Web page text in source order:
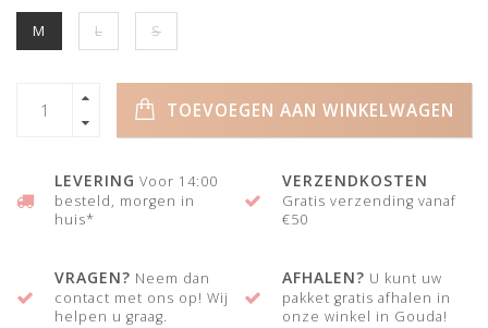
M L S
TOEVOEGEN AAN WINKELWAGEN
LEVERING Voor 14:00
besteld, morgen in
huis*
VERZENDKOSTEN
Gratis verzending vanaf
€50
VRAGEN? Neem dan
contact met ons op! Wij
helpen u graag.
AFHALEN? U kunt uw
pakket gratis afhalen in
onze winkel in Gouda!